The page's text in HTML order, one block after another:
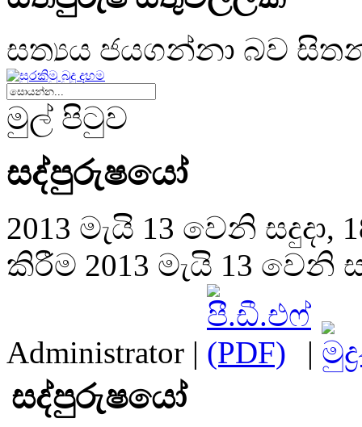
සත්‍යය ජයගන්නා බව
මුල් පිටුව
සද්පුරුෂයෝ
2013 මැයි 13 වෙනි සදුදා,
කිරීම 2013 මැයි 13 වෙනි
Administrator | |
සද්පුරුෂයෝ